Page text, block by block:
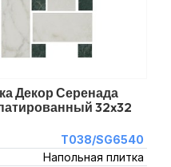
Декор Серенада
32x32
T038/SG6540
Напольная плитка